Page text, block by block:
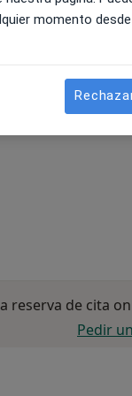
reserva de cita
Pedir
momento